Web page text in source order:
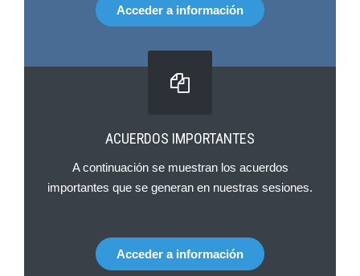
Acceder a información
ACUERDOS IMPORTANTES
A continuación se muestran los acuerdos
importantes que se generan en nuestras sesiones.
Acceder a información